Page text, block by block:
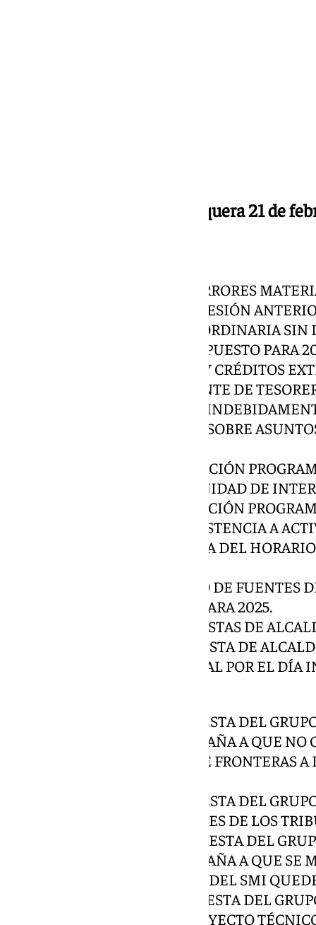
Pleno Ayuntamiento Antequera 21 de
1º. OBSERVACIONES SOBRE ERRORES
BORRADOR DEL ACTA DE LA SESIÓN
ASUNTOS DE TRAMITACIÓN ORDINARIA
2º. MODIFICACIÓN DE PRESUPUESTO PARA
SUPLEMENTOS DE CRÉDITO Y CRÉDITOS
FINANCIADOS CON REMANENTE DE
3º. TRAMITACIÓN DE GASTOS
FEBRERO 2025. DICTÁMENES SOBRE
4º. DICTAMEN SOBRE APROBACIÓN
PERSONAL ADSCRITO A LA UNIDAD DE
5º. DICTAMEN SOBRE APROBACIÓN
ÁREA DEPORTES, PARA LA ASISTENCIA A
EVENTOS DEPORTIVOS, FUERA DEL
6º. DICTAMEN SOBRE CAMBIO DE
DEL PLAN DE INVERSIONES PARA 2025.
DICTAMENES SOBRE PROPUESTAS DE
7º. DICTAMEN SOBRE PROPUESTA DE
DECLARACIÓN INSTITUCIONAL POR EL DÍA
8º. DICTAMEN SOBRE PROPUESTA DEL
INSTAR AL GOBIERNO DE ESPAÑA A QUE
INMIGRACIÓN Y CONTROL DE FRONTERAS
9º. DICTAMEN SOBRE PROPUESTA DEL
RELATIVA A LAS APORTACIONES DE LOS
10º. DICTAMEN SOBRE PROPUESTA DEL
INSTAR AL GOBIERNO DE ESPAÑA A QUE
PARA EVITAR QUE LA SUBIDA DEL SMI
11º. DICTAMEN SOBRE PROPUESTA DEL
PARA ELABORACIÓN DEL PROYECTO